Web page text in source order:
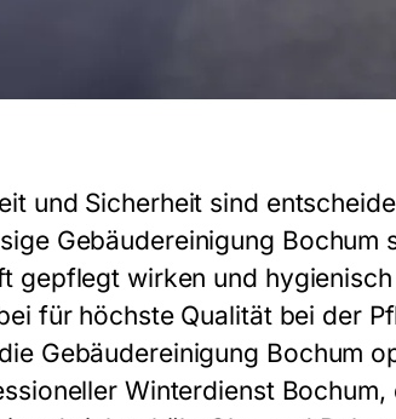
und Sicherheit sind
Gebäudereinigung
gepflegt wirken und
für höchste Qualität bei der
Gebäudereinigung Bochum
Winterdienst